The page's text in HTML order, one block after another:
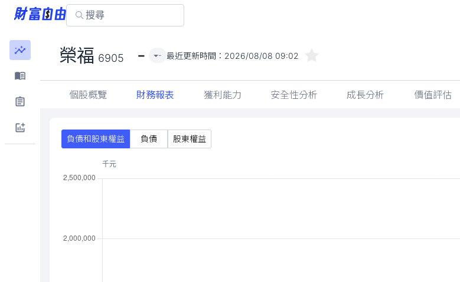
榮福 6905 - - 最近更新時間： 2026/08/08 09:02
個股概覽 財務報表 獲利能力 安全性分析 成長分析 價值評估
負債和股東權益 負債 股東權益